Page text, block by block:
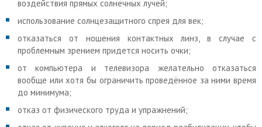
воздействия прямых солнечных лучей;
использование солнцезащитного спрея для век;
отказаться от ношения контактных линз, в случае с
проблемным зрением придется носить очки;
от компьютера и телевизора желательно отказаться
вообще или хотя бы ограничить проведённое за ними время
до минимума;
отказ от физического труда и упражнений;